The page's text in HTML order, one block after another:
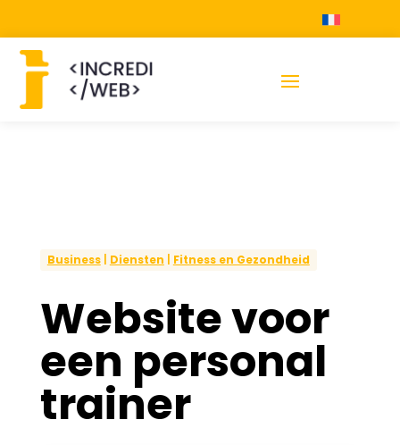
Business| Diensten Fitness en Gezondheid
Website voor
een personal
trainer